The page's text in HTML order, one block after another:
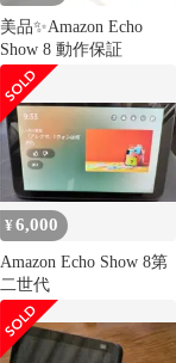
美品✨Amazon Echo
Show 8 動作保証
¥6,000
Amazon Echo Show 8第
二世代